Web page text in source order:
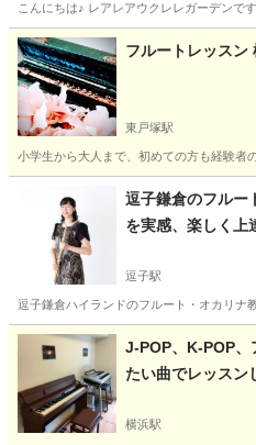
こんにちは♪ レアレアウクレレガーデンで
神奈川 逗子市 逗子駅 ウクレ
東戸塚駅
小学生から大人まで、初めての方も経験者
東戸塚駅 フル
逗子鎌倉のフル
を実感、楽しく上
逗子駅
逗子鎌倉ハイランドのフルート・オカリナ
神奈川 逗子市 J-POP、K-POP、
たい曲でレッスン
横浜駅